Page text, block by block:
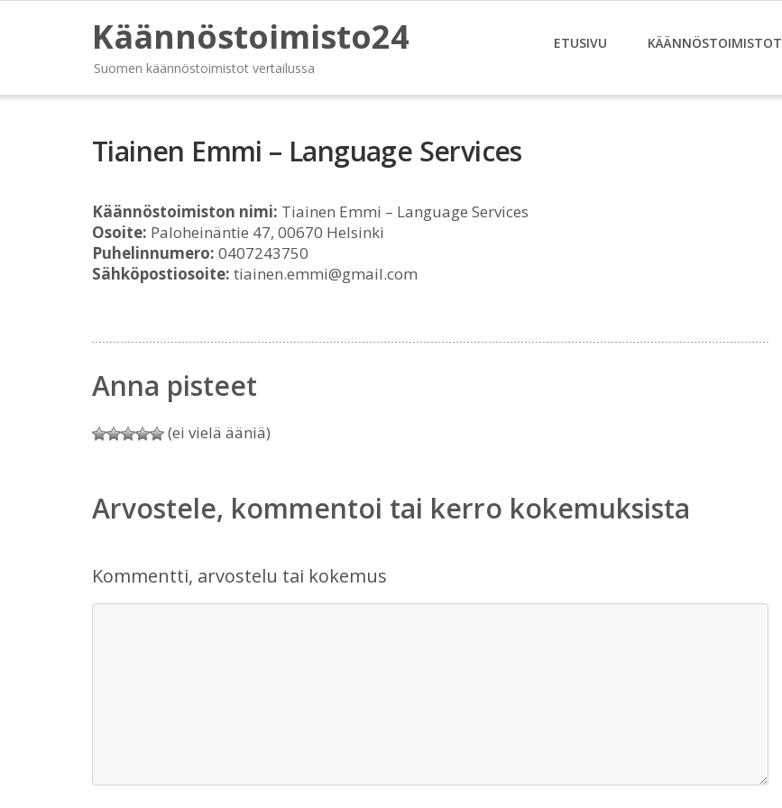
Käännöstoimisto24
Suomen käännöstoimistot vertailussa
ETUSIVU KÄÄNNÖSTOIMISTOT
Tiainen Emmi – Language Services
Käännöstoimiston nimi: Tiainen Emmi – Language Services
Osoite: Paloheinäntie 47, 00670 Helsinki
Puhelinnumero: 0407243750
Sähköpostiosoite: tiainen.emmi@gmail.com
Anna pisteet
(ei vielä ääniä)
Arvostele, kommentoi tai kerro kokemuksista
Kommentti, arvostelu tai kokemus